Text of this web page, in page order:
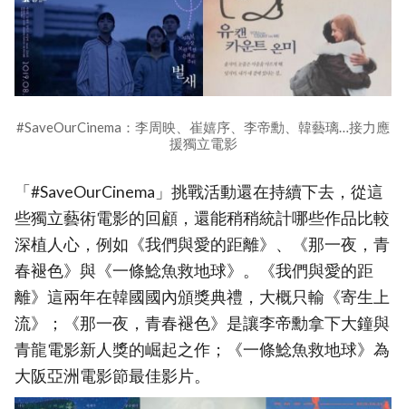
#SaveOurCinema：李周映、崔嬉序、李帝勳、韓藝璃…接力應
援獨立電影
「#SaveOurCinema」挑戰活動還在持續下去，從這
些獨立藝術電影的回顧，還能稍稍統計哪些作品比較
深植人心，例如《我們與愛的距離》、《那一夜，青
春褪色》與《一條鯰魚救地球》。《我們與愛的距
離》這兩年在韓國國內頒獎典禮，大概只輸《寄生上
流》；《那一夜，青春褪色》是讓李帝勳拿下大鐘與
青龍電影新人獎的崛起之作；《一條鯰魚救地球》為
大阪亞洲電影節最佳影片。